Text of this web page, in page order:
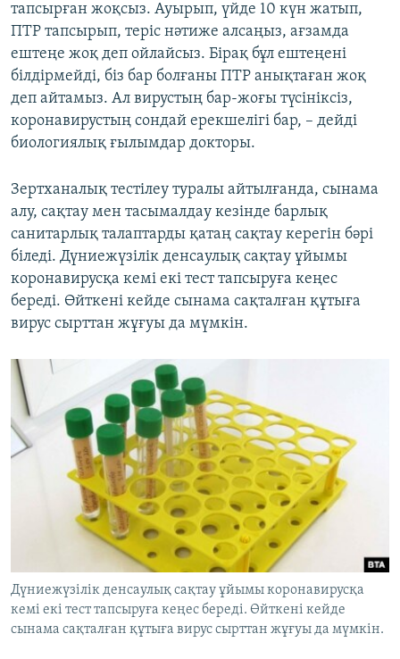
тапсырған жоқсыз. Ауырып, үйде 10 күн жатып,
ПТР тапсырып, теріс нәтиже алсаңыз, ағзамда
ештеңе жоқ деп ойлайсыз. Бірақ бұл ештеңені
білдірмейді, біз бар болғаны ПТР анықтаған жоқ
деп айтамыз. Ал вирустың бар-жоғы түсініксіз,
коронавирустың сондай ерекшелігі бар, – дейді
биологиялық ғылымдар докторы.
Зертханалық тестілеу туралы айтылғанда, сынама
алу, сақтау мен тасымалдау кезінде барлық
санитарлық талаптарды қатаң сақтау керегін бәрі
біледі. Дүниежүзілік денсаулық сақтау ұйымы
коронавирусқа кемі екі тест тапсыруға кеңес
береді. Өйткені кейде сынама сақталған құтыға
вирус сырттан жұғуы да мүмкін.
Дүниежүзілік денсаулық сақтау ұйымы коронавирусқа
кемі екі тест тапсыруға кеңес береді. Өйткені кейде
сынама сақталған құтыға вирус сырттан жұғуы да мүмкін.